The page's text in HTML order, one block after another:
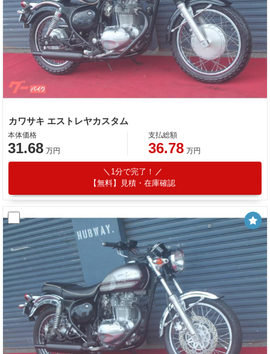
カワサキ エストレヤカスタム
本体価格
31.68 万円
支払総額
36.78 万円
1分で完了！
【無料】見積・在庫確認